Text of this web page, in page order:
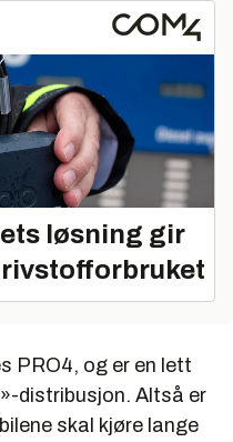
løsning gir
PRO4, og er en lett
distribusjon. Altså er
skal kjøre lange